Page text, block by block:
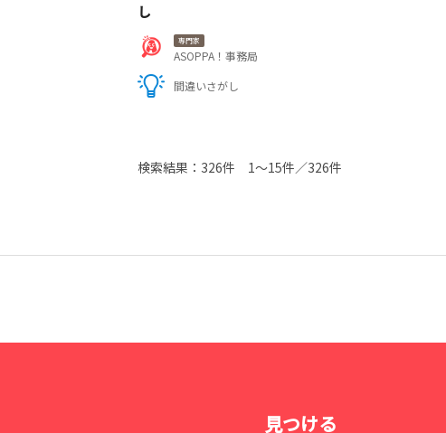
し
専門家
ASOPPA！事務局
間違いさがし
検索結果： 326件 1～15件／326件
見つける